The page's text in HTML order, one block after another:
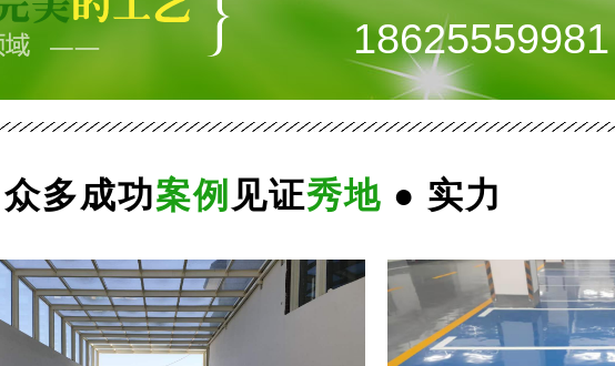
18625559981
众多成功案例 见证秀地 ● 实力
南
阳
地
下
停
车
场
无
震
动 防
滑 郑
州
市
政
委
停
车
场
防
滑 坡
道